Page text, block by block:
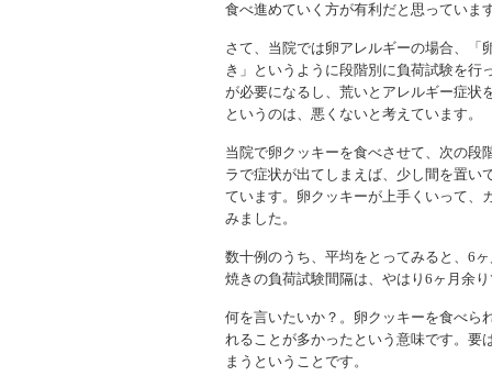
食べ進めていく方が有利だと思っていま
さて、当院では卵アレルギーの場合、「
き」というように段階別に負荷試験を行
が必要になるし、荒いとアレルギー症状
というのは、悪くないと考えています。
当院で卵クッキーを食べさせて、次の段
ラで症状が出てしまえば、少し間を置い
ています。卵クッキーが上手くいって、
みました。
数十例のうち、平均をとってみると、6
焼きの負荷試験間隔は、やはり6ヶ月余
何を言いたいか？。卵クッキーを食べら
れることが多かったという意味です。要
まうということです。